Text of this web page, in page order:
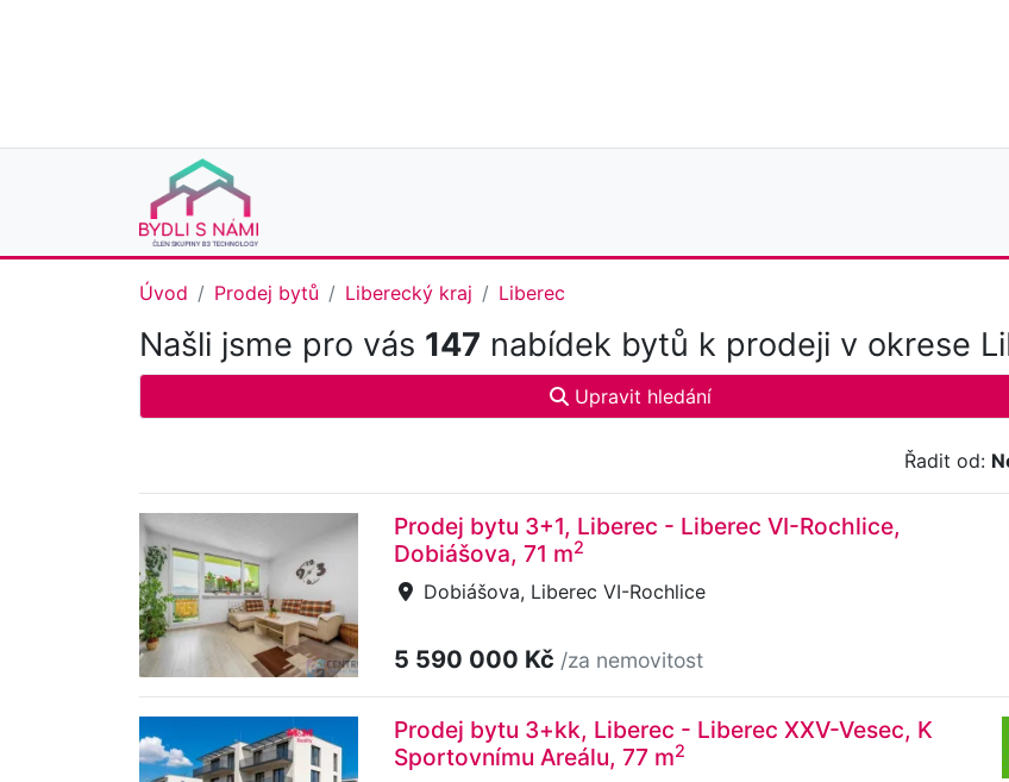
Úvod Prodej bytů Liberecký kraj Liberec
Našli jsme pro vás 147 nabídek bytů k prodeji v okrese
Upravit hledání
Řadit od:
Prodej bytu 3+1, Liberec - Liberec VI-Rochlice,
Dobiášova, 71 m2
Dobiášova, Liberec VI-Rochlice
5 590 000 Kč /za nemovitost
Prodej bytu 3+kk, Liberec - Liberec XXV-Vesec, K
Sportovnímu Areálu, 77 m2